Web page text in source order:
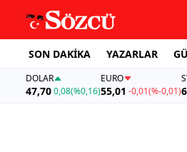
SON DAKİKA YAZARLAR
DOLAR
47,700,08(%0,16)
EURO
55,01 -0,01(%-0,01)